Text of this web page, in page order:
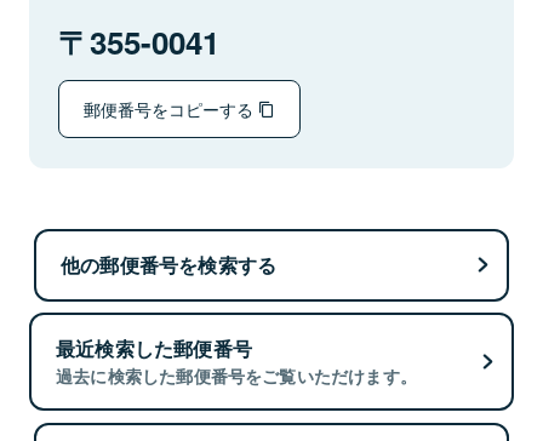
355-0041
郵便番号をコピーする
他の郵便番号を検索する
最近検索した郵便番号
過去に検索した郵便番号をご覧いただけます。